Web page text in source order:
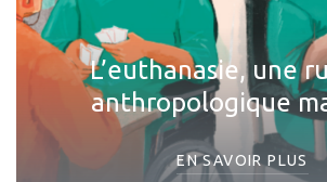
L’euthanasie, une
anthropologique
EN SAVOIR PLUS